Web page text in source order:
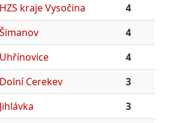
HZS kraje Vysočina
4
Šimanov
4
Uhřínovice
4
Dolní Cerekev
3
Jihlávka
3